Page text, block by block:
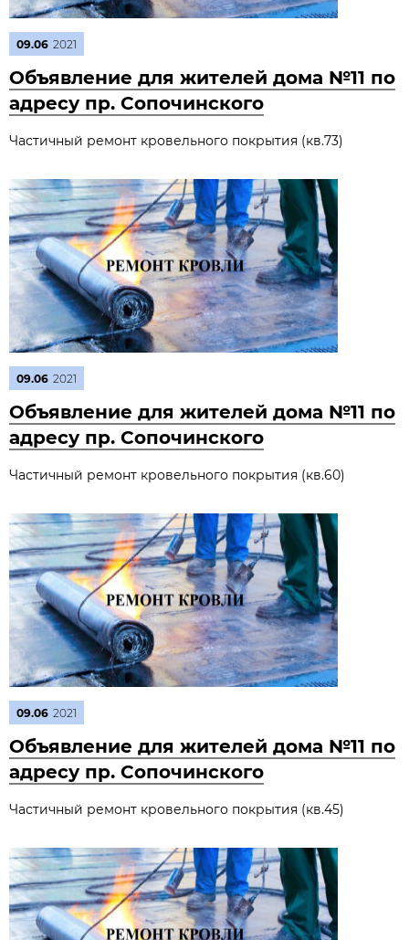
09.06 2021
Объявление для жителей дома №11 по
адресу пр. Сопочинского
Частичный ремонт кровельного покрытия (кв.73)
09.06 2021
Объявление для жителей дома №11 по
адресу пр. Сопочинского
Частичный ремонт кровельного покрытия (кв.60)
09.06 2021
Объявление для жителей дома №11 по
адресу пр. Сопочинского
Частичный ремонт кровельного покрытия (кв.45)